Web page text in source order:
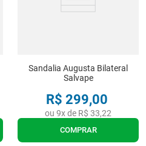
Sandalia Augusta Bilateral
Salvape
R$ 299,00
ou 9x de R$ 33,22
COMPRAR